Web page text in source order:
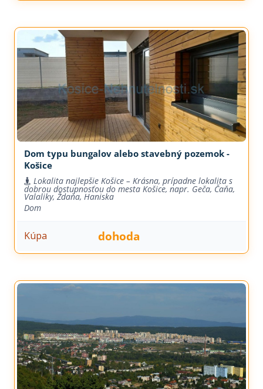
Dom typu bungalov alebo stavebný pozemok -
Košice
Lokalita najlepšie Košice – Krásna, prípadne lokalita s
dobrou dostupnosťou do mesta Košice, napr. Geča, Čaňa,
Valaliky, Ždaňa, Haniska
Dom
Kúpa dohoda